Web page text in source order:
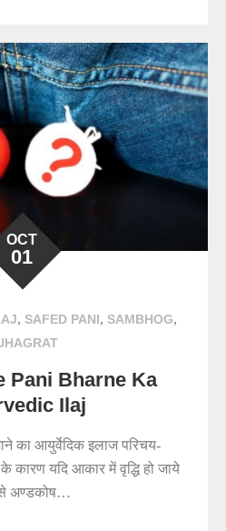
OCT
01
, SAFED PANI, SAMBHOG,
Pani Bharne Ka
Ilaj
का आयुर्वेदिक इलाज परिचय-
कारण यदि आकार में वृद्धि हो जाये
अण्डकोष…